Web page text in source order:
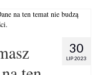
30
LIP 2023